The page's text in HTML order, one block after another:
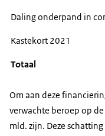
Daling onderpand in
Kastekort 2021
Totaal
Om aan deze
verwachte beroep op
mld. zijn. Deze